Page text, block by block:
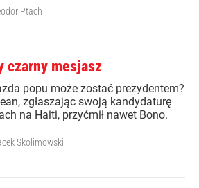
Ptach
czarny mesjasz
popu może zostać prezydentem?
zgłaszając swoją kandydaturę
na Haiti, przyćmił nawet Bono.
Skolimowski